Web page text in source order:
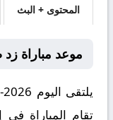
المحتوى + البث
موعد مباراة
تقام المباراة